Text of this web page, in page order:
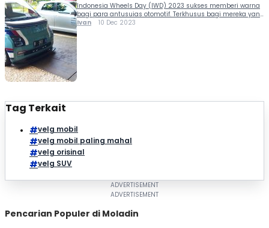
Indonesia Wheels Day (IWD) 2023 sukses memberi warna
bagi para antusuias otomotif. Terkhusus bagi mereka yang
mengincar velg mobil paling mahal yang dihadirkan oleh
Ivan 10 Dec 2023
Tag Terkait
velg mobil
velg mobil paling mahal
velg orisinal
velg SUV
Pencarian Populer di Moladin